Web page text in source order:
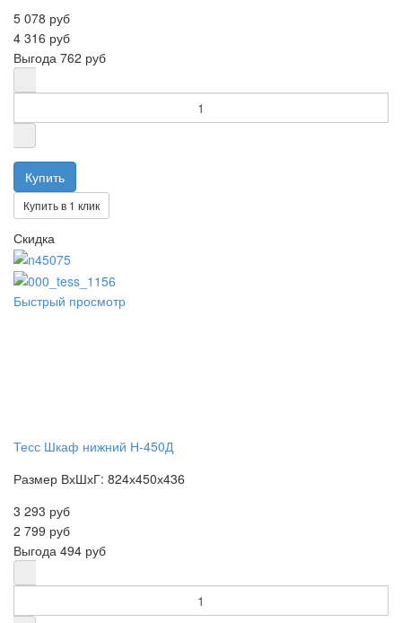
5 078 руб
4 316 руб
Выгода 762 руб
Купить в 1 клик
Скидка
Быстрый просмотр
Тесс Шкаф нижний Н-450Д
Размер ВхШхГ: 824х450х436
3 293 руб
2 799 руб
Выгода 494 руб